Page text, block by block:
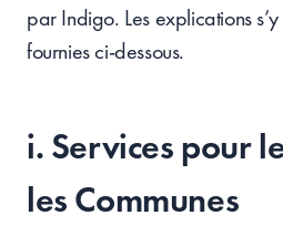
par Indigo. Les explications
fournies ci-dessous.
i. Services pour
les Communes